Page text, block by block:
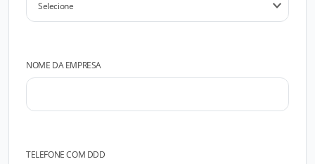
NOME DA EMPRESA
TELEFONE COM DDD